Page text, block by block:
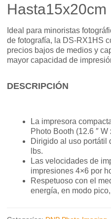
Hasta15x20cm
Ideal para minoristas
de fotografía, la DS-RX1HS
precios bajos de medios y
mayor capacidad de
DESCRIPCIÓN
La impresora
Photo Booth (12.6 ″ W
Dirigido al uso portátil
lbs.
Las velocidades de
impresiones 4×6 por
Respetuoso con el
energía, en modo